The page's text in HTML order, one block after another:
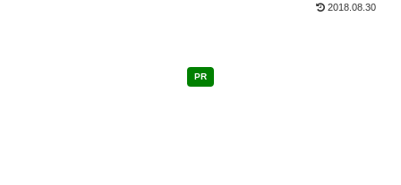
2018.08.30
PR